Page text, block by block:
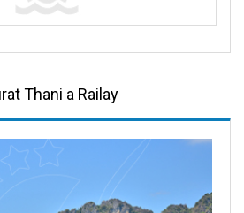
Thani a Railay